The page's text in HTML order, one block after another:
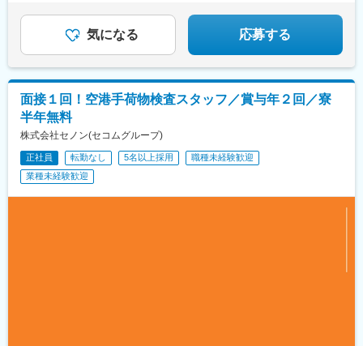
ケ谷駅、市川駅、舞浜駅、初石駅、南流山駅、本八幡駅(都営線)、
船橋駅、西船橋駅、久喜駅、川口駅、南越谷駅、天下茶屋駅、伏
見駅(愛知県)、栄駅(愛知県)、東梅田駅、阿倍野駅(阪堺線)、今宮
戎駅、鶴橋駅、京橋駅(大阪府)、南方駅(大阪府)、金山駅(愛知
県)、国際センター駅、谷津駅、流山おおたかの森駅、藤沢駅、富
田駅(大阪府)、上牧駅(大阪府)、摂津富田駅、高槻駅、高槻市駅、
天王寺駅、新今宮駅、本町駅、江坂駅、弁天町駅、西九条駅、千
里中央駅(北大阪急行)、茨木駅、三国ケ丘駅(大阪府)、南森町駅、
森ノ宮駅、枚方市駅、豊橋駅、刈谷駅、星ケ丘駅(愛知県)、ＪＲ難
波駅、中百舌鳥駅、大阪駅、新大阪駅、北新地駅、大阪阿部野橋
駅、博多駅、天神駅、福岡空港駅(鉄道)、天神南駅、千早駅、西１
１丁目駅、札幌駅、西１８丁目駅、琴似駅(函館本線)、麻生駅、平
和駅、仙台駅、泉中央駅、あおば通駅、長町南駅、勾当台公園
気になる 応募する
面接１回！空港手荷物検査スタッフ／賞与年２回／寮
半年無料
株式会社セノン(セコムグループ)
正社員 転勤なし 5名以上採用
職種未経験歓迎
業種未経験歓迎